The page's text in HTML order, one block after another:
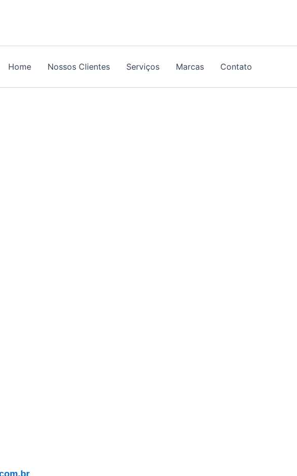
Home Nossos Clientes Serviços Marcas Contato